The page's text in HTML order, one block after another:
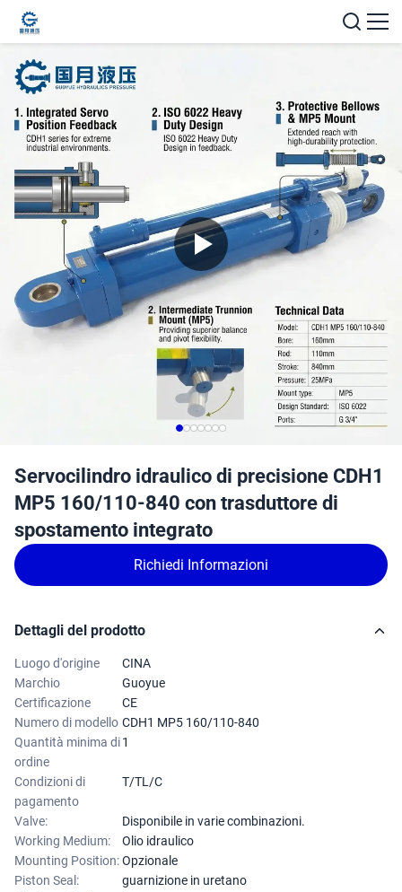
Servocilindro idraulico di precisione CDH1
MP5 160/110-840 con trasduttore di
spostamento integrato
Richiedi Informazioni
Dettagli del prodotto
Luogo d'origine
CINA
Marchio
Guoyue
Certificazione
CE
Numero di modello CDH1 MP5 160/110-840
Quantità minima di
ordine
1
Condizioni di
pagamento
T/TL/C
Valve:
Disponibile in varie combinazioni.
Working Medium:
Olio idraulico
Mounting Position:Opzionale
Piston Seal:
guarnizione in uretano